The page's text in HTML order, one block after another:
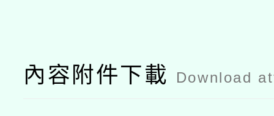
內容附件下載 Download